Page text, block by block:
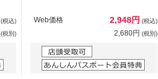
(税込)
(税別)
Web価格 2,948円 (税込)
2,680円 (税別)